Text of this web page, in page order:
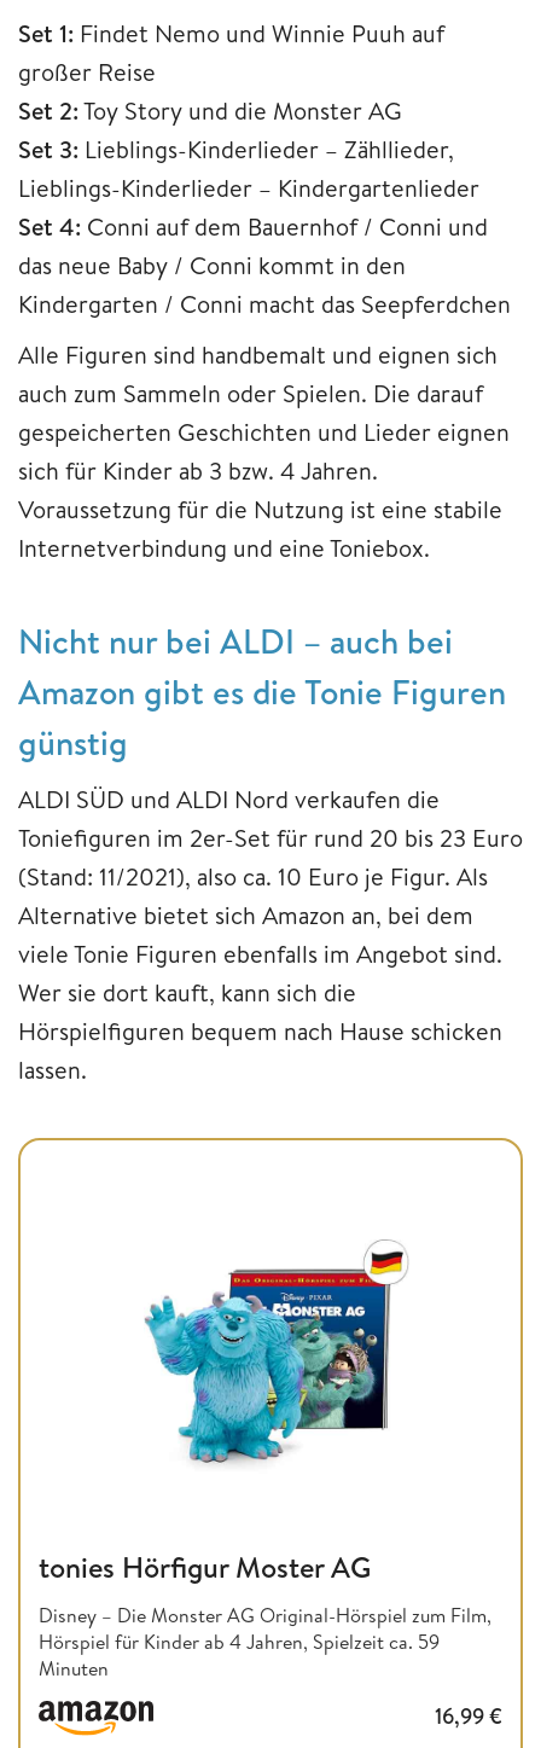
Set 1: Findet Nemo und Winnie Puuh auf
großer Reise
Set 2:Toy Story und die Monster AG
Set 3: Lieblings-Kinderlieder – Zähllieder,
Lieblings-Kinderlieder – Kindergartenlieder
Set 4: Conni auf dem Bauernhof / Conni und
das neue Baby / Conni kommt in den
Kindergarten / Conni macht das Seepferdchen
Alle Figuren sind handbemalt und eignen sich
auch zum Sammeln oder Spielen. Die darauf
gespeicherten Geschichten und Lieder eignen
sich für Kinder ab 3 bzw. 4 Jahren.
Voraussetzung für die Nutzung ist eine stabile
Internetverbindung und eine Toniebox.
Nicht nur bei ALDI – auch bei
Amazon gibt es die Tonie Figuren
günstig
ALDI SÜD und ALDI Nord verkaufen die
Toniefiguren im 2er-Set für rund 20 bis 23 Euro
(Stand: 11/2021), also ca. 10 Euro je Figur. Als
Alternative bietet sich Amazon an, bei dem
viele Tonie Figuren ebenfalls im Angebot sind.
Wer sie dort kauft, kann sich die
Hörspielfiguren bequem nach Hause schicken
lassen.
tonies Hörfigur Moster AG
Disney – Die Monster AG Original-Hörspiel zum Film,
Hörspiel für Kinder ab 4 Jahren, Spielzeit ca. 59
Minuten
16,99€